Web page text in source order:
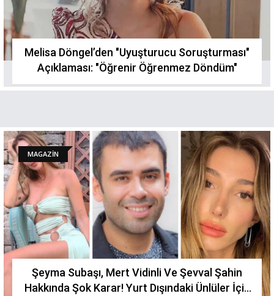
Melisa Döngel’den "Uyuşturucu Soruşturması"
Açıklaması: "Öğrenir Öğrenmez Döndüm"
MAGAZİN
Şeyma Subaşı, Mert Vidinli Ve Şevval Şahin
Hakkında Şok Karar! Yurt Dışındaki Ünlüler İçin